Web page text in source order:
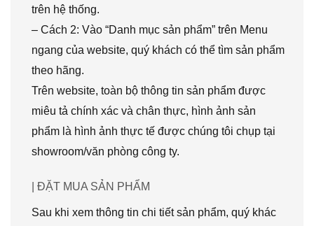
trên hệ thống.
– Cách 2: Vào “Danh mục sản phẩm” trên Menu
ngang của website, quý khách có thể tìm sản phẩm
theo hãng.
Trên website, toàn bộ thông tin sản phẩm được
miêu tả chính xác và chân thực, hình ảnh sản
phẩm là hình ảnh thực tế được chúng tôi chụp tại
showroom/văn phòng công ty.
| ĐẶT MUA SẢN PHẨM
Sau khi xem thông tin chi tiết sản phẩm, quý khác